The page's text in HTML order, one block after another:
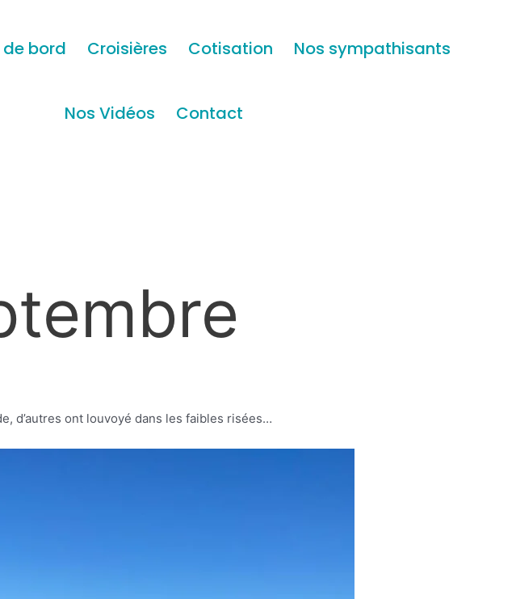
bord Croisières Cotisation Nos sympathisants
Nos Vidéos Contact
d’autres ont louvoyé dans les faibles risées…